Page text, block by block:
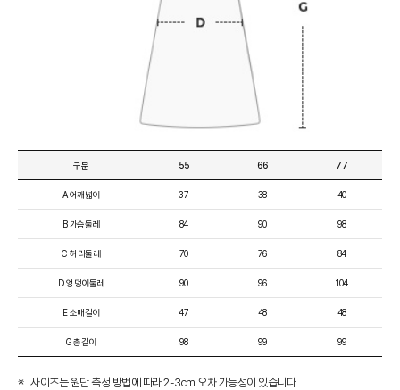
구분
A 어깨넓이
B 가슴둘레
C 허리둘레
D 엉덩이둘레
E 소매길이
G 총길이
55
37
84
70
90
47
98
66
38
90
76
96
48
99
77
40
98
84
104
48
99
사이즈는 원단 측정 방법에 따라 2-3cm 오차 가능성이 있습니다.